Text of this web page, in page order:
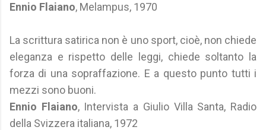
Ennio Flaiano, Melampus, 1970
La scrittura satirica non è uno sport, cioè, non chiede
eleganza e rispetto delle leggi, chiede soltanto la
forza di una sopraffazione. E a questo punto tutti i
mezzi sono buoni.
Ennio Flaiano, Intervista a Giulio Villa Santa, Radio
della Svizzera italiana, 1972